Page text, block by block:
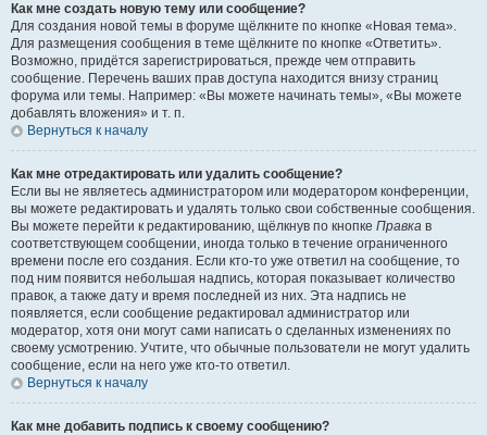
Как мне создать новую тему или сообщение?
Для создания новой темы в форуме щёлкните по кнопке «Новая тема».
Для размещения сообщения в теме щёлкните по кнопке «Ответить».
Возможно, придётся зарегистрироваться, прежде чем отправить
сообщение. Перечень ваших прав доступа находится внизу страниц
форума или темы. Например: «Вы можете начинать темы», «Вы можете
добавлять вложения» и т. п.
Вернуться к началу
Как мне отредактировать или удалить сообщение?
Если вы не являетесь администратором или модератором конференции,
вы можете редактировать и удалять только свои собственные сообщения.
Вы можете перейти к редактированию, щёлкнув по кнопке Правка в
соответствующем сообщении, иногда только в течение ограниченного
времени после его создания. Если кто-то уже ответил на сообщение, то
под ним появится небольшая надпись, которая показывает количество
правок, а также дату и время последней из них. Эта надпись не
появляется, если сообщение редактировал администратор или
модератор, хотя они могут сами написать о сделанных изменениях по
своему усмотрению. Учтите, что обычные пользователи не могут удалить
сообщение, если на него уже кто-то ответил.
Вернуться к началу
Как мне добавить подпись к своему сообщению?